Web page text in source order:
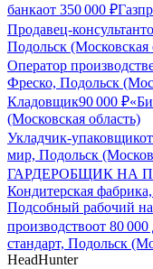
банкаот 350 000 ₽
Продавец-консультант
Подольск (Московская
Оператор
Фреско, Подольск
Кладовщик90 000 ₽
(Московская область)
Укладчик-упаковщикот
мир, Подольск
ГАРДЕРОБЩИК НА
Кондитерская
Подсобный рабочий на
производствоот 80 000
стандарт, Подольск
HeadHunter